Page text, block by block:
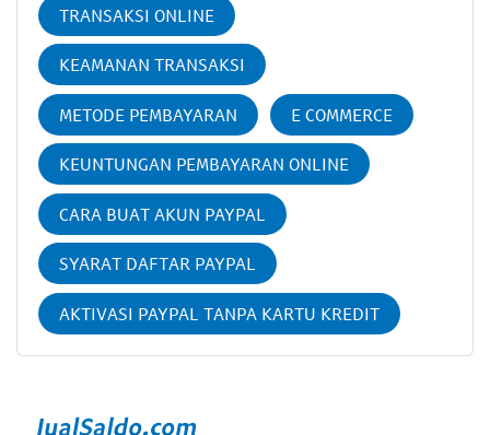
TRANSAKSI ONLINE
KEAMANAN TRANSAKSI
METODE PEMBAYARAN E COMMERCE
KEUNTUNGAN PEMBAYARAN ONLINE
CARA BUAT AKUN PAYPAL
SYARAT DAFTAR PAYPAL
AKTIVASI PAYPAL TANPA KARTU KREDIT